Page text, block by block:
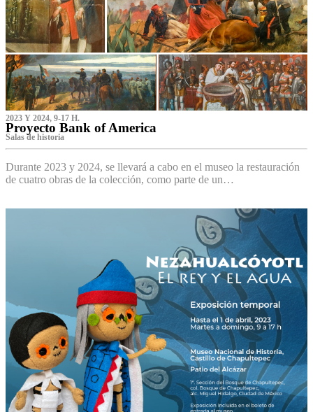
2023 Y 2024, 9-17 H.
Proyecto Bank of America
S‌alas de historia
Durante 2023 y 2024, se llevará a cabo en el museo la restauración
de cuatro obras de la colección, como parte de un…